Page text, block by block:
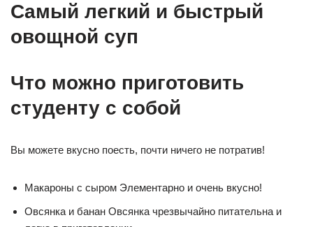
Самый легкий и быстрый
овощной суп
Что можно приготовить
студенту с собой
Вы можете вкусно поесть, почти ничего не потратив!
Макароны с сыром Элементарно и очень вкусно!
Овсянка и банан Овсянка чрезвычайно питательна и